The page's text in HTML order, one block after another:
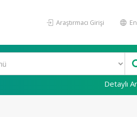
Araştırmacı Girişi
Detaylı